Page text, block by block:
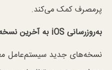
پرمصرف کمک می‌کند.
به‌روزرسانی
به آخرین
نسخه‌های جدید سیستم‌عامل